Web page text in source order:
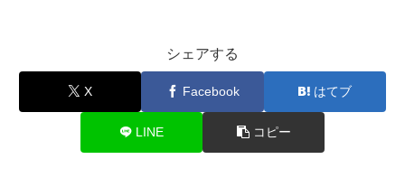
シェアする
X Facebook はてブ
LINE コピー